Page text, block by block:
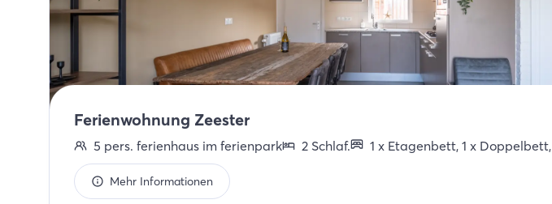
Ferienwohnung Zeester
5 pers. ferienhaus im ferienpark 2 Schlaf. 1 x Etagenbett, 1 x Doppelbett,
Mehr Informationen